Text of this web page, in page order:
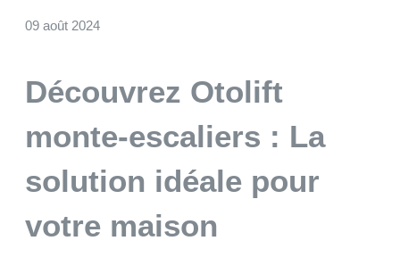
09 août 2024
Découvrez Otolift
monte-escaliers : La
solution idéale pour
votre maison